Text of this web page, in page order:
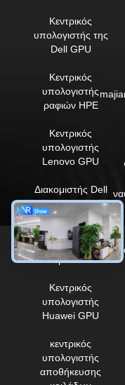
Κεντρικός
υπολογιστής της
Dell GPU
Κεντρικός
υπολογιστής
ραφιών HPE
Κεντρικός
υπολογιστής
Lenovo GPU
Διακομιστής Dell
Rack
Κεντρικός
υπολογιστής
Inspur GPU
Κεντρικός
υπολογιστής
Huawei GPU
κεντρικός
υπολογιστής
αποθήκευσης